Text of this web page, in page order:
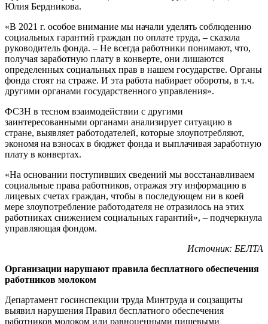
Юлия Бердникова.
«В 2021 г. особое внимание мы начали уделять соблюдению
социальных гарантий граждан по оплате труда, – сказала
руководитель фонда. – Не всегда работники понимают, что,
получая заработную плату в конверте, они лишаются
определенных социальных прав в нашем государстве. Органы
фонда стоят на страже. И эта работа набирает обороты, в т.ч.
другими органами государственного управления».
ФСЗН в тесном взаимодействии с другими
заинтересованными органами анализирует ситуацию в
стране, выявляет работодателей, которые злоупотребляют,
экономя на взносах в бюджет фонда и выплачивая заработную
плату в конвертах.
«На основании поступивших сведений мы восстанавливаем
социальные права работников, отражая эту информацию в
лицевых счетах граждан, чтобы в последующем ни в коей
мере злоупотребление работодателя не отразилось на этих
работниках снижением социальных гарантий», – подчеркнула
управляющая фондом.
Источник: БЕЛТА
Организации нарушают правила бесплатного обеспечения
работников молоком
Департамент госинспекции труда Минтруда и соцзащиты
выявил нарушения Правил бесплатного обеспечения
работников молоком или равноценными пищевыми